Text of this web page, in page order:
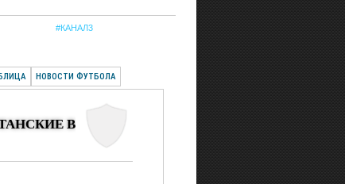
#КАНАЛ3
НОВОСТИ ФУТБОЛА
В